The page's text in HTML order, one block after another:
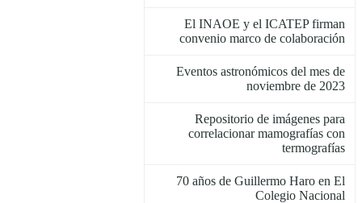
El INAOE y el ICATEP firman
convenio marco de colaboración
Eventos astronómicos del mes de
noviembre de 2023
Repositorio de imágenes para
correlacionar mamografías con
termografías
70 años de Guillermo Haro en El
Colegio Nacional